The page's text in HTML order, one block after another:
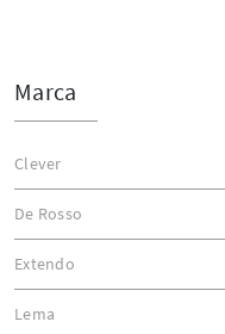
Marca
Clever
De Rosso
Extendo
Lema